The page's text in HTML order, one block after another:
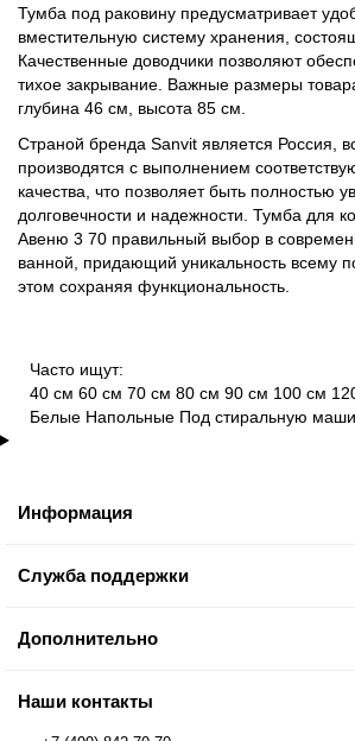
Тумба под раковину предусматривает
вместительную систему хранения,
Качественные доводчики позволяют
тихое закрывание. Важные размеры
глубина 46 см, высота 85 см.
Страной бренда Sanvit является Россия,
производятся с выполнением
качества, что позволяет быть полностью
долговечности и надежности. Тумба для
Авеню 3 70 правильный выбор в
ванной, придающий уникальность всему
этом сохраняя функциональность.
Часто ищут:
40 см 60 см 70 см 80 см 90 см 100 см
Белые Напольные Под стиральную
Информация
Служба поддержки
Дополнительно
Наши контакты